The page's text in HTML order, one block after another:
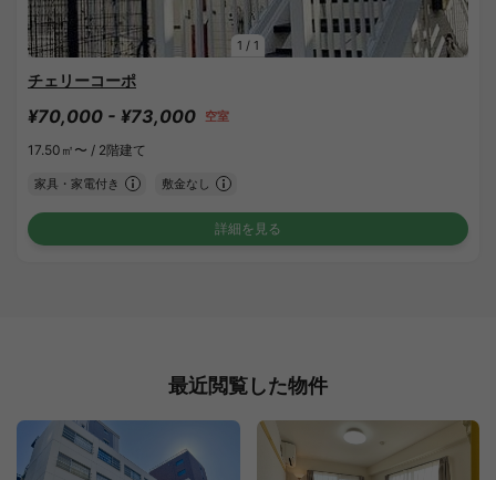
1 / 1
チェリーコーポ
¥70,000 - ¥73,000 空室
17.50㎡〜 / 2階建て
家具・家電付き 敷金なし
詳細を見る
最近閲覧した物件